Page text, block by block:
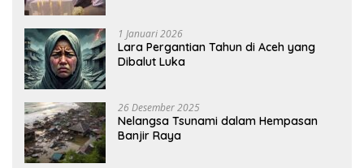
1 Januari 2026
Lara Pergantian Tahun di Aceh yang
Dibalut Luka
26 Desember 2025
Nelangsa Tsunami dalam Hempasan
Banjir Raya